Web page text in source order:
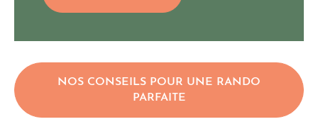
NOS CONSEILS POUR UNE RANDO
PARFAITE